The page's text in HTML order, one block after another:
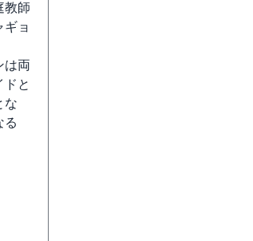
教師
ギョ
は両
と
な
る